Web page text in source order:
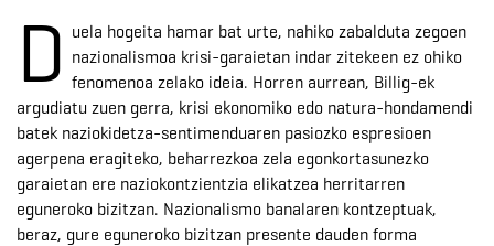
D uela hogeita hamar bat urte, nahiko zabalduta zegoen
nazionalismoa krisi-garaietan indar zitekeen ez ohiko
fenomenoa zelako ideia. Horren aurrean, Billig-ek
argudiatu zuen gerra, krisi ekonomiko edo natura-hondamendi
batek naziokidetza-sentimenduaren pasiozko espresioen
agerpena eragiteko, beharrezkoa zela egonkortasunezko
garaietan ere naziokontzientzia elikatzea herritarren
eguneroko bizitzan. Nazionalismo banalaren kontzeptuak,
beraz, gure eguneroko bizitzan presente dauden forma